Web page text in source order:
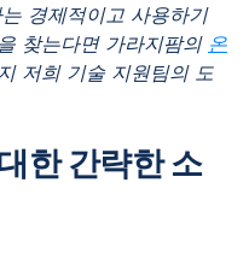
경제적이고 사용하기
찾는다면 가라지팜의 온
저희 기술 지원팀의 도
한 간략한 소